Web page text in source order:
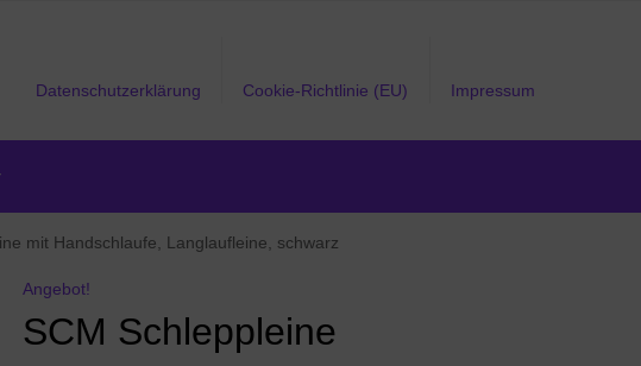
Datenschutzerklärung Cookie-Richtlinie (EU) Impressum
mit Handschlaufe, Langlaufleine, schwarz
Angebot!
SCM Schleppleine